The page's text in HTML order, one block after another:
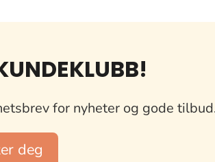
for nyheter og gode
deg